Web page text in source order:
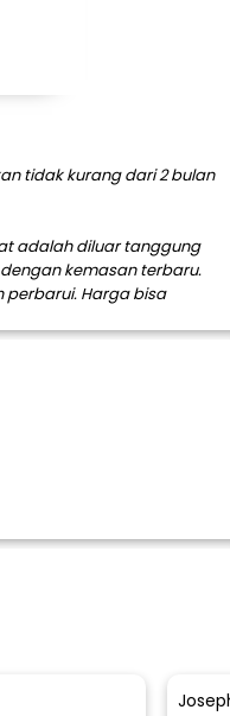
tidak kurang dari 2 bulan
adalah diluar tanggung
kemasan terbaru.
perbarui. Harga bisa